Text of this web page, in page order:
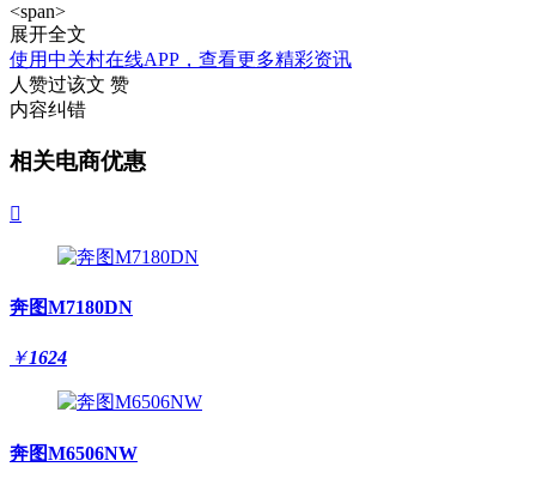
<span>
展开全文
使用中关村在线APP，查看更多精彩资讯
人赞过该文 赞
内容纠错
相关电商优惠

奔图M7180DN
￥1624
奔图M6506NW